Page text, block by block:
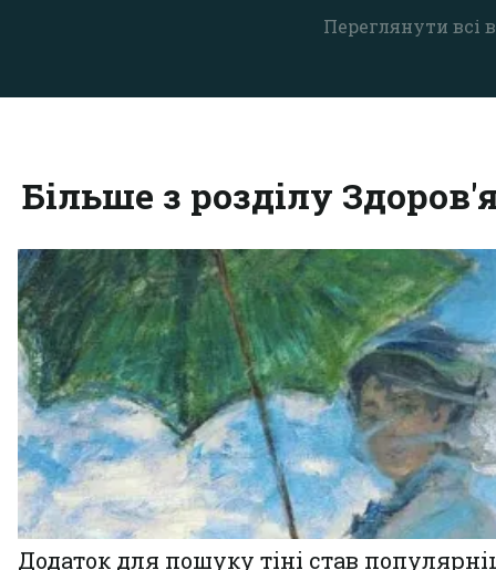
Переглянути всі
Більше з розділу
Додаток для пошуку тіні став